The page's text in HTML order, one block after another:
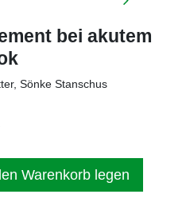
bei akutem
Sönke Stanschus
Warenkorb legen